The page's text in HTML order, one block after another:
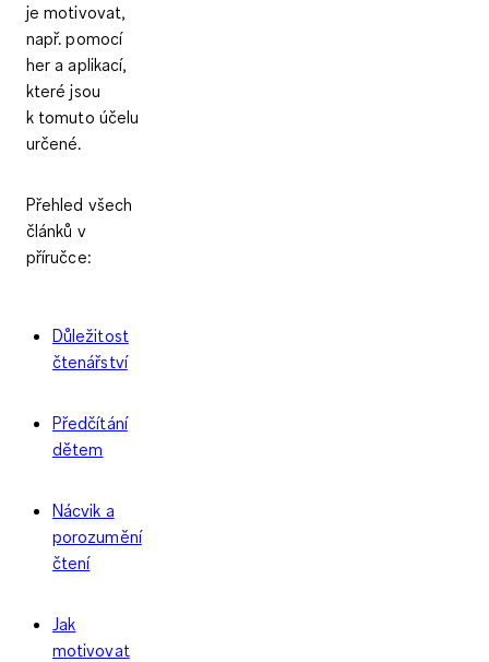
je motivovat,
např. pomocí
her a aplikací,
které jsou
k tomuto účelu
určené.
Přehled všech
článků v
příručce:
Důležitost
čtenářství
Předčítání
dětem
Nácvik a
porozumění
čtení
Jak
motivovat